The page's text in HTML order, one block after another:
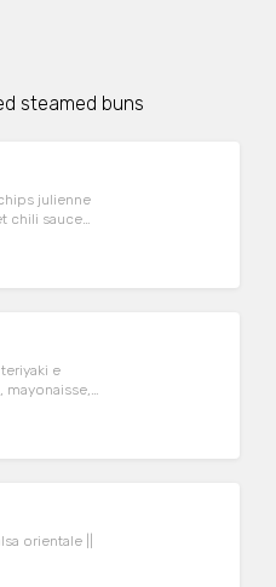
steamed buns
julienne
chili sauce
e
mayonaisse,
orientale ||